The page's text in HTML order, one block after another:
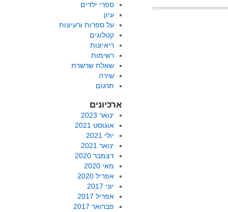
ספרי ילדים
עיון
על ספרות ורעיונות
קטלוגים
ריאיונות
רשימות
שאלת שרשרת
שירה
תרגום
ארכיונים
ינואר 2023
אוגוסט 2021
יולי 2021
ינואר 2021
דצמבר 2020
מאי 2020
אפריל 2020
יוני 2017
אפריל 2017
פברואר 2017